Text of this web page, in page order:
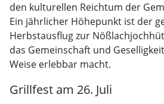
den kulturellen Reichtum der
Ein jährlicher Höhepunkt ist der
Herbstausflug zur
das Gemeinschaft und
Weise erlebbar macht.
Grillfest am 26. Juli